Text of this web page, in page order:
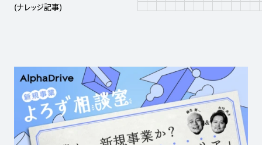
(ナレッジ記事)